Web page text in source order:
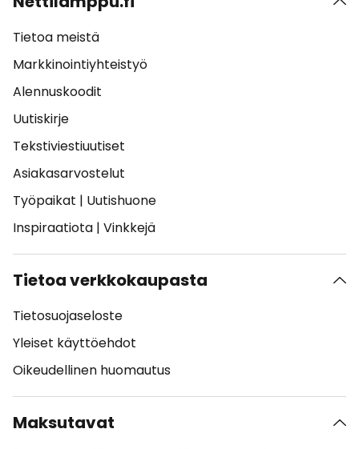
Tietoa meistä
Markkinointiyhteistyö
Alennuskoodit
Uutiskirje
Tekstiviestiuutiset
Asiakasarvostelut
Työpaikat | Uutishuone
Inspiraatiota | Vinkkejä
Tietoa verkkokaupasta
Tietosuojaseloste
Yleiset käyttöehdot
Oikeudellinen huomautus
Maksutavat